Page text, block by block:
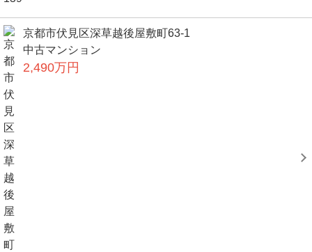
京都市伏見区深草越後屋敷町63-1
中古マンション
2,490万円